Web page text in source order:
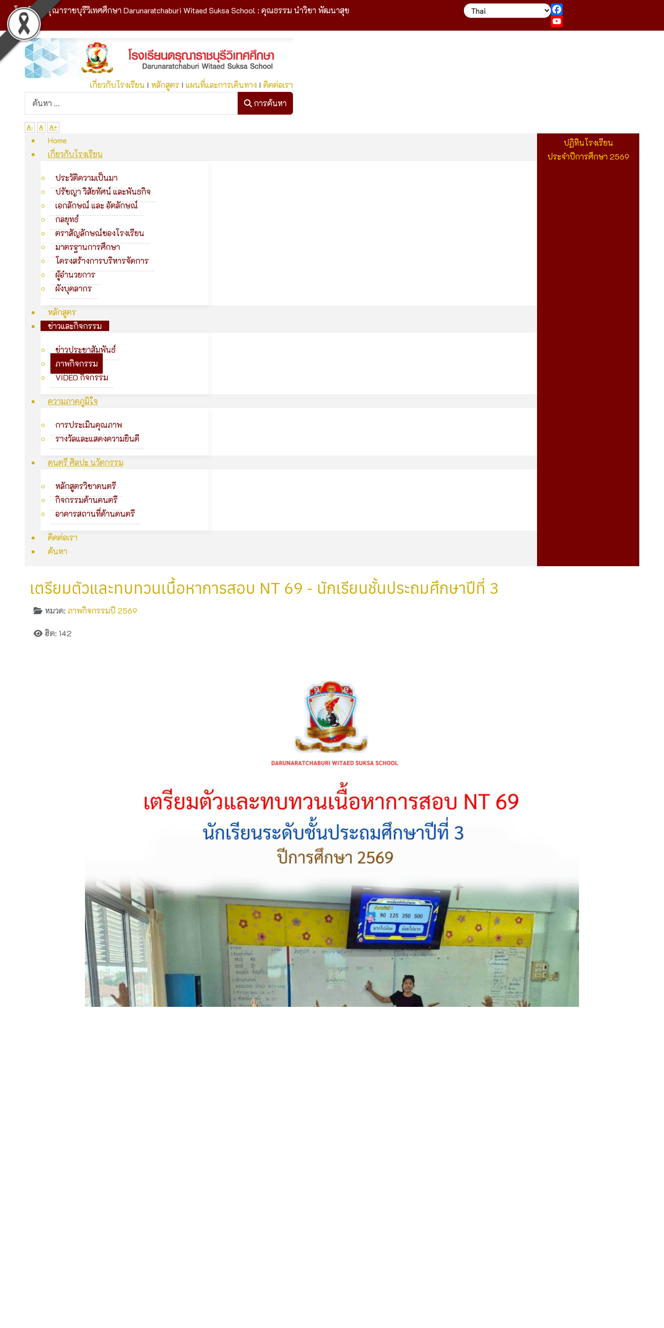
โรงเรียนดรุณาราชบุรีวิเทศศึกษา Darunaratchaburi Witaed Suksa School : คุณธรรม นำวิชา พัฒนาสุข
YouTube
เกี่ยวกับโรงเรียน Iหลักสูตร Iแผนที่และการเดินทาง Iติดต่อเรา
การค้นหา
A- A A+
Home
เกี่ยวกับโรงเรียน
ประวัติความเป็นมา
ปรัชญา วิสัยทัศน์ และพันธกิจ
เอกลักษณ์ และ อัตลักษณ์
กลยุทธ์
ตราสัญลักษณ์ของโรงเรียน
มาตรฐานการศึกษา
โครงสร้างการบริหารจัดการ
ผู้อำนวยการ
ผังบุคลากร
หลักสูตร
ข่าวและกิจกรรม
ข่าวประชาสัมพันธ์
ภาพกิจกรรม
VIDEO กิจกรรม
ความภาคภูมิใจ
การประเมินคุณภาพ
รางวัลและแสดงความยินดี
ดนตรี ศิลปะ นวัตกรรม
หลักสูตรวิชาดนตรี
กิจกรรมด้านดนตรี
อาคารสถานที่ด้านดนตรี
ติดต่อเรา
ค้นหา
ปฏิทินโรงเรียน
ประจำปีการศึกษา 2569
เตรียมตัวและทบทวนเนื้อหาการสอบ NT 69 - นักเรียนชั้นประถมศึกษาปีที่ 3
หมวด:ภาพกิจกรรมปี 2569
ฮิต: 142